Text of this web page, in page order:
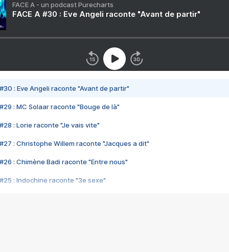
FACE A - un podcast Purecharts
FACE A #30 : Eve Angeli raconte "Avant de partir"
#30 : Eve Angeli raconte "Avant de partir"
#29 : MC Solaar raconte "Bouge de là"
#28 : Lorie raconte "Je vais vite"
#27 : Christophe Willem raconte "Jacques a dit"
#26 : Chimène Badi raconte "Entre nous"
#25 : Indochine raconte "3e sexe"